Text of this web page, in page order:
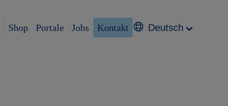
Shop Portale Jobs Kontakt Deutsch